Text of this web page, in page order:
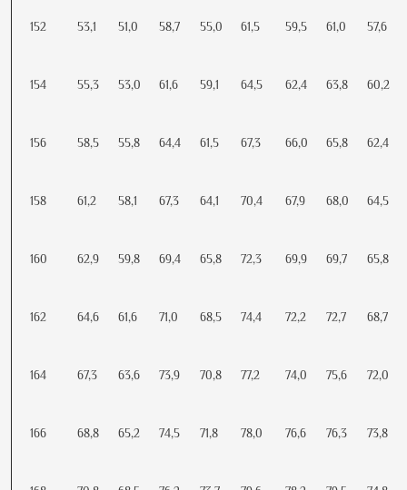
152 53,1 51,0 58,7 55,0 61,5 59,5 61,0 57,6
154 55,3 53,0 61,6 59,1 64,5 62,4 63,8 60,2
156 58,5 55,8 64,4 61,5 67,3 66,0 65,8 62,4
158 61,2 58,1 67,3 64,1 70,4 67,9 68,0 64,5
160 62,9 59,8 69,4 65,8 72,3 69,9 69,7 65,8
162 64,6 61,6 71,0 68,5 74,4 72,2 72,7 68,7
164 67,3 63,6 73,9 70,8 77,2 74,0 75,6 72,0
166 68,8 65,2 74,5 71,8 78,0 76,6 76,3 73,8